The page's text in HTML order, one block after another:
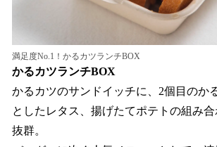
満足度No.1！かるカツランチBOX
かるカツランチBOX
かるカツのサンドイッチに、2個目のか
としたレタス、揚げたてポテトの組み
抜群。